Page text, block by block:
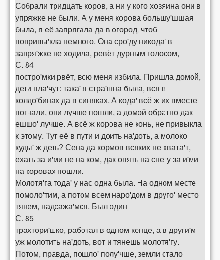
Собрали тридцать коров, а ни у кого хозяина они в
упряжке не были. А у меня корова большу'шшая
была, я её запрягала да в огород, чтоб
попривы'кла немного. Она сро'ду никода' в
запря'жке не ходила, ревёт дурным голосом,
С. 84
постро'мки рвёт, всю меня избила. Пришла домой,
дети пла'чут: така' я стра'шна была, вся в
колдо'бинах да в синяках. А кода' всё ж их вместе
погнали, они лучше пошли, а домой обратно дак
ешшо' лучше. А всё ж корова не конь, не привыкла
к этому. Тут её в пути и доить на'доть, а молоко
куды' ж деть? Сена да кормов всяких не хвата'т,
ехать за и'ми не на ком, дак опять на снегу за и'ми
на коровах пошли.
Молотя'га тода' у нас одна была. На одном месте
помоло'тим, а потом всем наро'дом в друго' место
тянем, надсажа'мся. Был один
С. 85
трахтори'шко, работал в одном конце, а в други'м
уж молотить на'доть, вот и тянешь молотя'гу.
Потом, правда, пошло' полу'чше, земли стало